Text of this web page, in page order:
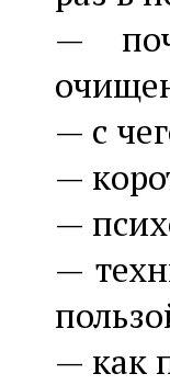
—
— с
—
—
—
— как